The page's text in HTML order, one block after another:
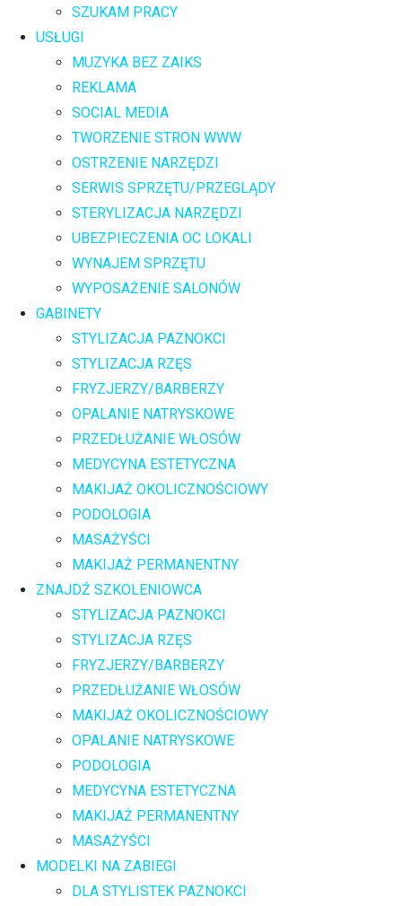
SZUKAM PRACY
USŁUGI
MUZYKA BEZ ZAIKS
REKLAMA
SOCIAL MEDIA
TWORZENIE STRON WWW
OSTRZENIE NARZĘDZI
SERWIS SPRZĘTU/PRZEGLĄDY
STERYLIZACJA NARZĘDZI
UBEZPIECZENIA OC LOKALI
WYNAJEM SPRZĘTU
WYPOSAŻENIE SALONÓW
GABINETY
STYLIZACJA PAZNOKCI
STYLIZACJA RZĘS
FRYZJERZY/BARBERZY
OPALANIE NATRYSKOWE
PRZEDŁUŻANIE WŁOSÓW
MEDYCYNA ESTETYCZNA
MAKIJAŻ OKOLICZNOŚCIOWY
PODOLOGIA
MASAŻYŚCI
MAKIJAŻ PERMANENTNY
ZNAJDŹ SZKOLENIOWCA
STYLIZACJA PAZNOKCI
STYLIZACJA RZĘS
FRYZJERZY/BARBERZY
PRZEDŁUŻANIE WŁOSÓW
MAKIJAŻ OKOLICZNOŚCIOWY
OPALANIE NATRYSKOWE
PODOLOGIA
MEDYCYNA ESTETYCZNA
MAKIJAŻ PERMANENTNY
MASAŻYŚCI
MODELKI NA ZABIEGI
DLA STYLISTEK PAZNOKCI